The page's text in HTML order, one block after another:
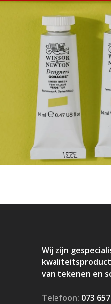
Wij zijn
van tekenen en
Telefoon: 073